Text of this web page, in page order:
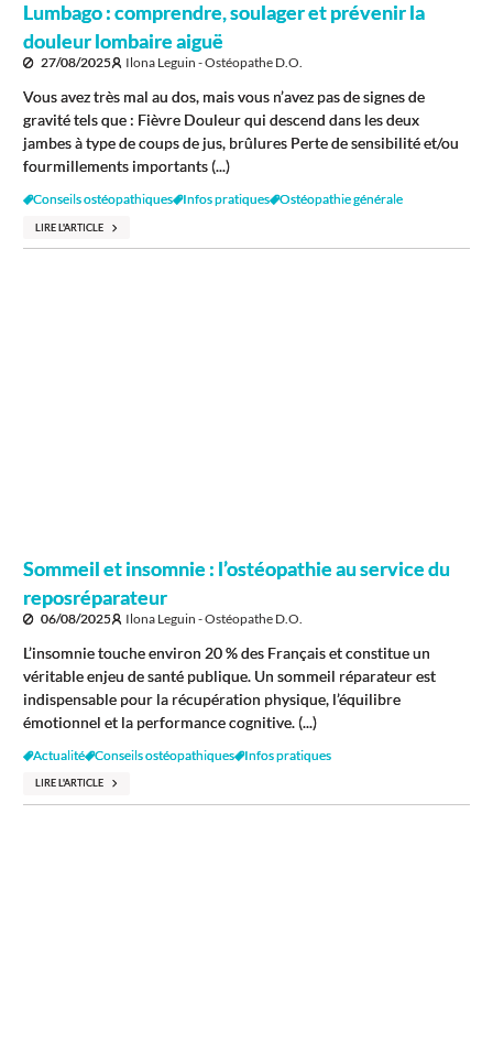
Lumbago : comprendre, soulager et prévenir la
douleur lombaire aiguë
27/08/2025 Ilona Leguin - Ostéopathe D.O.
Vous avez très mal au dos, mais vous n’avez pas de signes de
gravité tels que : Fièvre Douleur qui descend dans les deux
jambes à type de coups de jus, brûlures Perte de sensibilité et/ou
fourmillements importants (...)
Conseils ostéopathiques Infos pratiques Ostéopathie générale
LIRE L'ARTICLE
Sommeil et insomnie : l’ostéopathie au service du
reposréparateur
06/08/2025 Ilona Leguin - Ostéopathe D.O.
L’insomnie touche environ 20 % des Français et constitue un
véritable enjeu de santé publique. Un sommeil réparateur est
indispensable pour la récupération physique, l’équilibre
émotionnel et la performance cognitive. (...)
Actualité Conseils ostéopathiques Infos pratiques
LIRE L'ARTICLE